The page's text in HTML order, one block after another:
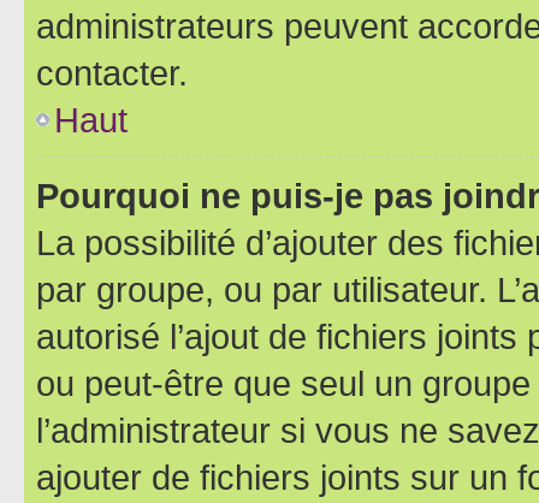
administrateurs peuvent
contacter.
Haut
Pourquoi ne puis-je pas
La possibilité d’ajouter des
par groupe, ou par utilisateur.
autorisé l’ajout de fichiers
ou peut-être que seul un
l’administrateur si vous ne
ajouter de fichiers joints sur un